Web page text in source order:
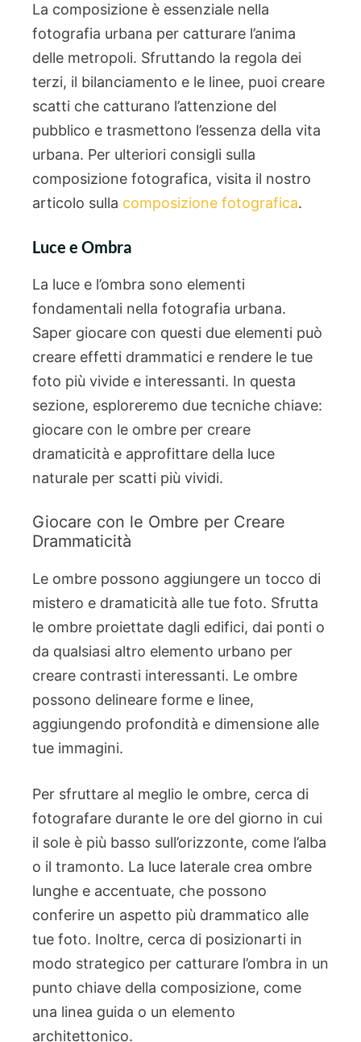
La composizione è essenziale nella
fotografia urbana per catturare l’anima
delle metropoli. Sfruttando la regola dei
terzi, il bilanciamento e le linee, puoi creare
scatti che catturano l’attenzione del
pubblico e trasmettono l’essenza della vita
urbana. Per ulteriori consigli sulla
composizione fotografica, visita il nostro
articolo sulla composizione fotografica.
Luce e Ombra
La luce e l’ombra sono elementi
fondamentali nella fotografia urbana.
Saper giocare con questi due elementi può
creare effetti drammatici e rendere le tue
foto più vivide e interessanti. In questa
sezione, esploreremo due tecniche chiave:
giocare con le ombre per creare
dramaticità e approfittare della luce
naturale per scatti più vividi.
Giocare con le Ombre per Creare
Drammaticità
Le ombre possono aggiungere un tocco di
mistero e dramaticità alle tue foto. Sfrutta
le ombre proiettate dagli edifici, dai ponti o
da qualsiasi altro elemento urbano per
creare contrasti interessanti. Le ombre
possono delineare forme e linee,
aggiungendo profondità e dimensione alle
tue immagini.
Per sfruttare al meglio le ombre, cerca di
fotografare durante le ore del giorno in cui
il sole è più basso sull’orizzonte, come l’alba
o il tramonto. La luce laterale crea ombre
lunghe e accentuate, che possono
conferire un aspetto più drammatico alle
tue foto. Inoltre, cerca di posizionarti in
modo strategico per catturare l’ombra in un
punto chiave della composizione, come
una linea guida o un elemento
architettonico.